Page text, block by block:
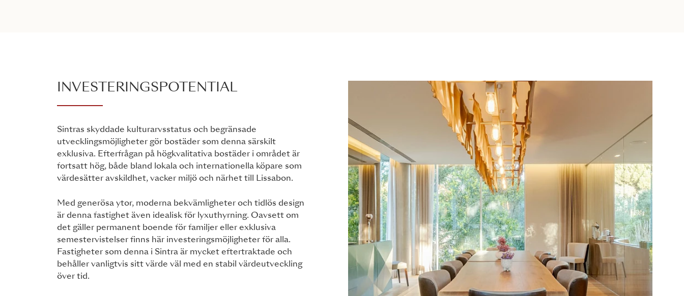
INVESTERINGSPOTENTIAL
Sintras skyddade kulturarvsstatus och begränsade
utvecklingsmöjligheter gör bostäder som denna särskilt
exklusiva. Efterfrågan på högkvalitativa bostäder i området är
fortsatt hög, både bland lokala och internationella köpare som
värdesätter avskildhet, vacker miljö och närhet till Lissabon.
Med generösa ytor, moderna bekvämligheter och tidlös design
är denna fastighet även idealisk för lyxuthyrning. Oavsett om
det gäller permanent boende för familjer eller exklusiva
semestervistelser finns här investeringsmöjligheter för alla.
Fastigheter som denna i Sintra är mycket eftertraktade och
behåller vanligtvis sitt värde väl med en stabil värdeutveckling
över tid.